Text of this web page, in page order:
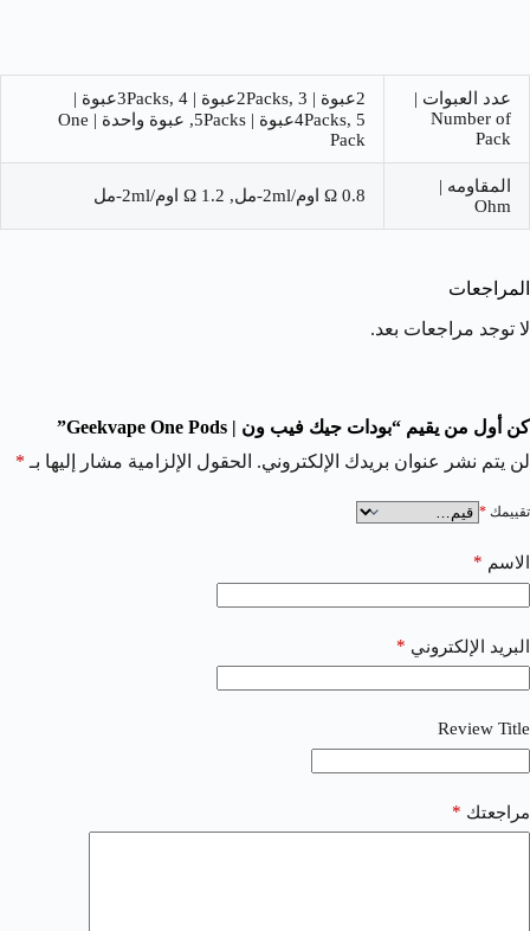
عدد العبوات |
Number of
Pack
2عبوة | 2Packs, 3عبوة | 3Packs, 4عبوة |
4Packs, 5عبوة | 5Packs, عبوة واحدة | One
Pack
المقاومه |
Ohm
0.8 Ω اوم/2ml-مل, 1.2 Ω اوم/2ml-مل
المراجعات
لا توجد مراجعات بعد.
كن أول من يقيم “بودات جيك فيب ون | Geekvape One Pods”
لن يتم نشر عنوان بريدك الإلكتروني. الحقول الإلزامية مشار إليها بـ *
تقييمك *
الاسم *
البريد الإلكتروني *
Review Title
مراجعتك *